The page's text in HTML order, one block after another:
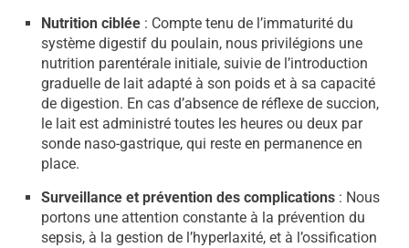
Nutrition ciblée : Compte tenu de l’immaturité du
système digestif du poulain, nous privilégions une
nutrition parentérale initiale, suivie de l’introduction
graduelle de lait adapté à son poids et à sa capacité
de digestion. En cas d’absence de réflexe de succion,
le lait est administré toutes les heures ou deux par
sonde naso-gastrique, qui reste en permanence en
place.
Surveillance et prévention des complications : Nous
portons une attention constante à la prévention du
sepsis, à la gestion de l’hyperlaxité, et à l’ossification